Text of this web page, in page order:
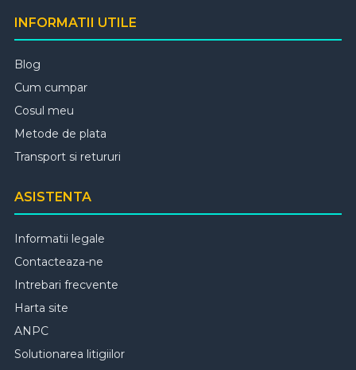
INFORMATII UTILE
Blog
Cum cumpar
Cosul meu
Metode de plata
Transport si retururi
ASISTENTA
Informatii legale
Contacteaza-ne
Intrebari frecvente
Harta site
ANPC
Solutionarea litigiilor